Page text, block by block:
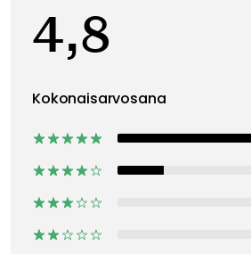
4,8
Kokonaisarvosana